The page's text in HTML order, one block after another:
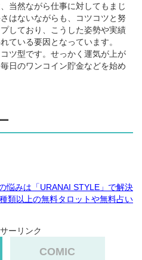
当然ながら仕事に対してもまじ
はないながらも、コツコツと努
しており、こうした姿勢や実績
ている要因となっています。
ツ型です。せっかく運気が上が
日のワンコイン貯金などを始め
悩みは「URANAI STYLE」で解決
類以上の無料タロットや無料占い
ーリンク
COMIC